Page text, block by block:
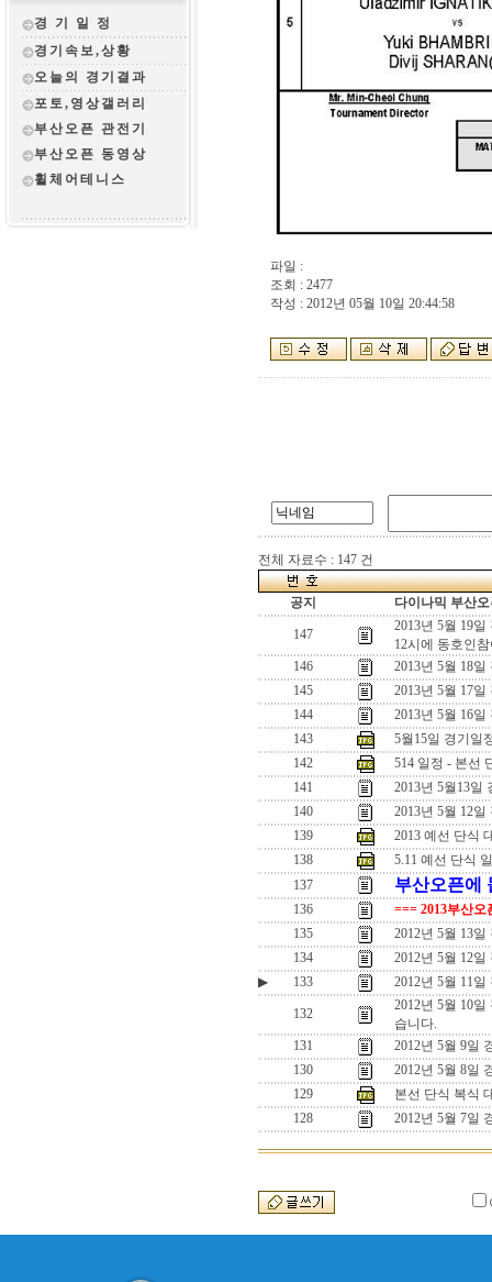
경 기 일 정
경기속보,상황
오늘의 경기결과
포토,영상갤러리
부산오픈 관전 기
부산오픈 동영상
휠체어테니스
파일 :
조회 : 2477
작성 : 2012년 05월 10일 20:44:58
전체 자료수 : 147 건
공지 다이나믹 부산
147
2013년 5월 19
12시에 동호인
146
2013년 5월 18
145
2013년 5월 17
144
2013년 5월 16
143
5월15일 경기일
142
514 일정 - 본선
141
2013년 5월13일
140
2013년 5월 12
139
2013 예선 단식
138
5.11 예선 단식
137
부산오픈에
136
=== 2013부산
135
2012년 5월 13
134
2012년 5월 12
▶
133 2012년 5월 11
132
2012년 5월 10
습니다.
131
2012년 5월 9일
130
2012년 5월 8일
129
본선 단식 복식
128
2012년 5월 7일